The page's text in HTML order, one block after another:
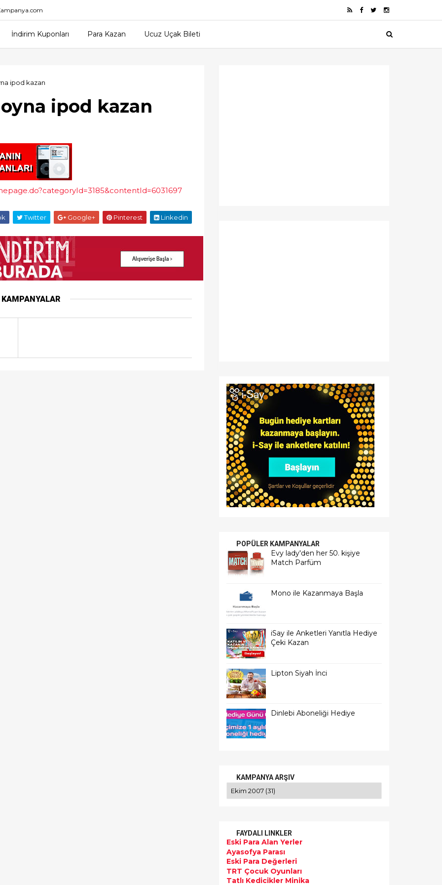
İndirim Kuponları Para Kazan Ucuz Uçak Bileti
ipod kazan
ipod kazan
Twitter Google+ Pinterest Linkedin
KAMPANYALAR
POPÜLER KAMPANYALAR
Evy lady'den her 50. kişiye
Match Parfüm
Mono ile Kazanmaya Başla
iSay ile Anketleri Yanıtla Hediye
Çeki Kazan
Lipton Siyah İnci
Dinlebi Aboneliği Hediye
KAMPANYA ARŞIV
FAYDALI LINKLER
Eski Para Alan Yerler
Ayasofya Parası
Eski Para Değerleri
TRT Çocuk Oyunları
Tatlı Kedicikler Minika